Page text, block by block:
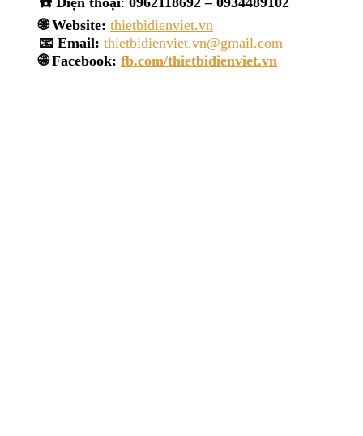
🌐 Website: thietbidienviet.vn
📧 Email: thietbidienviet.vn@gmail.com
🌐 Facebook: fb.com/thietbidienviet.vn